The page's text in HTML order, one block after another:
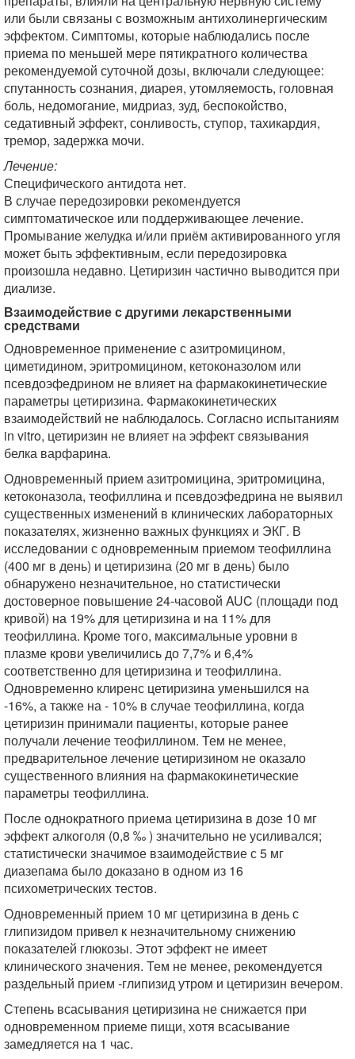
или были связаны с возможным антихолинергическим
эффектом. Симптомы, которые наблюдались после
приема по меньшей мере пятикратного количества
рекомендуемой суточной дозы, включали следующее:
спутанность сознания, диарея, утомляемость, головная
боль, недомогание, мидриаз, зуд, беспокойство,
седативный эффект, сонливость, ступор, тахикардия,
тремор, задержка мочи.
Лечение:
Специфического антидота нет.
В случае передозировки рекомендуется
симптоматическое или поддерживающее лечение.
Промывание желудка и/или приём активированного угля
может быть эффективным, если передозировка
произошла недавно. Цетиризин частично выводится при
диализе.
Взаимодействие с другими лекарственными
средствами
Одновременное применение с азитромицином,
циметидином, эритромицином, кетоконазолом или
псевдоэфедрином не влияет на фармакокинетические
параметры цетиризина. Фармакокинетических
взаимодействий не наблюдалось. Согласно испытаниям
in vitro, цетиризин не влияет на эффект связывания
белка варфарина.
Одновременный прием азитромицина, эритромицина,
кетоконазола, теофиллина и псевдоэфедрина не выявил
существенных изменений в клинических лабораторных
показателях, жизненно важных функциях и ЭКГ. В
исследовании с одновременным приемом теофиллина
(400 мг в день) и цетиризина (20 мг в день) было
обнаружено незначительное, но статистически
достоверное повышение 24-часовой AUC (площади под
кривой) на 19% для цетиризина и на 11% для
теофиллина. Кроме того, максимальные уровни в
плазме крови увеличились до 7,7% и 6,4%
соответственно для цетиризина и теофиллина.
Одновременно клиренс цетиризина уменьшился на
-16%, а также на - 10% в случае теофиллина, когда
цетиризин принимали пациенты, которые ранее
получали лечение теофиллином. Тем не менее,
предварительное лечение цетиризином не оказало
существенного влияния на фармакокинетические
параметры теофиллина.
После однократного приема цетиризина в дозе 10 мг
эффект алкоголя (0,8 ‰ ) значительно не усиливался;
статистически значимое взаимодействие с 5 мг
диазепама было доказано в одном из 16
психометрических тестов.
Одновременный прием 10 мг цетиризина в день с
глипизидом привел к незначительному снижению
показателей глюкозы. Этот эффект не имеет
клинического значения. Тем не менее, рекомендуется
раздельный прием -глипизид утром и цетиризин вечером.
Степень всасывания цетиризина не снижается при
одновременном приеме пищи, хотя всасывание
замедляется на 1 час.